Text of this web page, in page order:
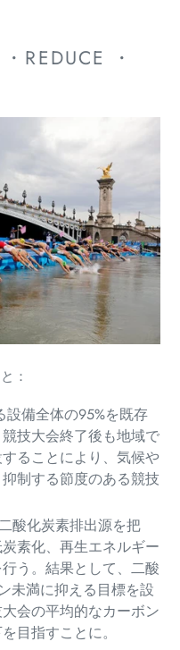
REDUCE ・
：
備全体の95%を既存
技大会終了後も地域で
ることにより、気候や
制する節度のある競技
酸化炭素排出源を把
素化、再生エネルギー
う。結果として、二酸
未満に抑える目標を設
会の平均的なカーボン
目指すことに。